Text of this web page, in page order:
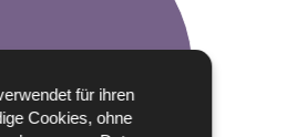
für ihren
Cookies, ohne